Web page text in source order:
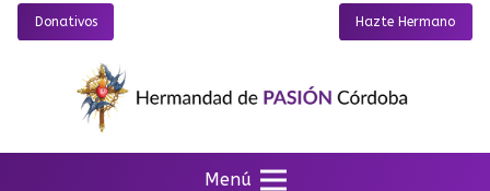
Donativos Hazte Hermano
Menú